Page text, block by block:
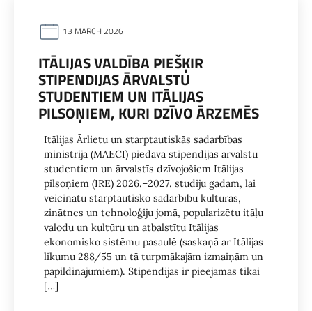
13 MARCH 2026
ITĀLIJAS VALDĪBA PIEŠĶIR
STIPENDIJAS ĀRVALSTU
STUDENTIEM UN ITĀLIJAS
PILSOŅIEM, KURI DZĪVO ĀRZEMĒS
Itālijas Ārlietu un starptautiskās sadarbības
ministrija (MAECI) piedāvā stipendijas ārvalstu
studentiem un ārvalstīs dzīvojošiem Itālijas
pilsoņiem (IRE) 2026.–2027. studiju gadam, lai
veicinātu starptautisko sadarbību kultūras,
zinātnes un tehnoloģiju jomā, popularizētu itāļu
valodu un kultūru un atbalstītu Itālijas
ekonomisko sistēmu pasaulē (saskaņā ar Itālijas
likumu 288/55 un tā turpmākajām izmaiņām un
papildinājumiem). Stipendijas ir pieejamas tikai
[…]